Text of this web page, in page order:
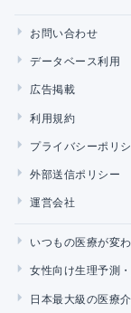
お問い合わせ
データベース利用
広告掲載
利用規約
プライバシーポリ
外部送信ポリシー
運営会社
いつもの医療が変
女性向け生理予測
日本最大級の医療